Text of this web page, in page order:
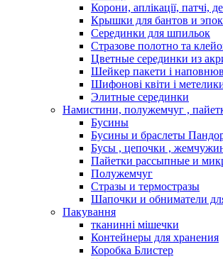
Корони, аплікації, патчі,
Крышки для бантов и
Серединки для шпильок
Стразове полотно та
Цветные серединки из
Шейкер пакети і
Шифонові квіти і
Элитные серединки
Намистини, полужемчуг ,
Бусины
Бусины и браслеты
Бусы , цепочки ,
Пайетки рассыпные и
Полужемчуг
Стразы и термостразы
Шапочки и обниматели
Пакування
тканинні мішечки
Контейнеры для хранения
Коробка Блистер